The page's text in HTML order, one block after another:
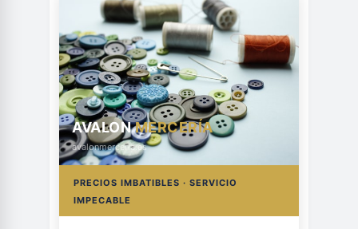
AVALONMERCERÍA
avalonmerceria.es
PRECIOS IMBATIBLES · SERVICIO
IMPECABLE